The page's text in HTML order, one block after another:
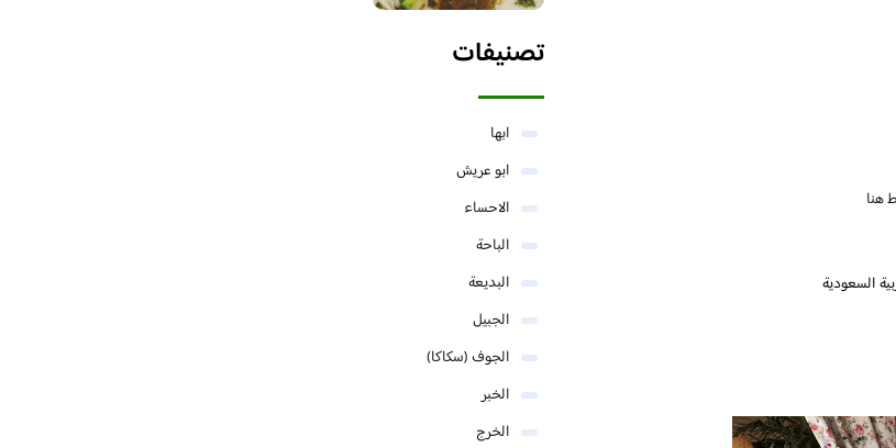
هنا
تصنيفات
ابها
ابو عريش
الاحساء
الباحة
البديعة
الجبيل
الجوف (سكاكا)
الخبر
الخرج